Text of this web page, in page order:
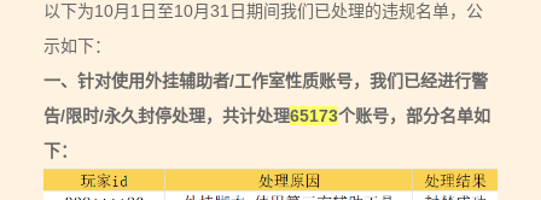
以下为10月1日至10月31日期间我们已处理的违规名单，公
示如下：
一、针对使用外挂辅助者/工作室性质账号，我们已经进行警
告/限时/永久封停处理，共计处理65173个账号，部分名单如
下：